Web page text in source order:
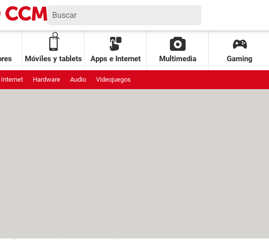
Móviles y tablets Apps e Internet Multimedia Gaming
Internet Hardware Audio Videojuegos